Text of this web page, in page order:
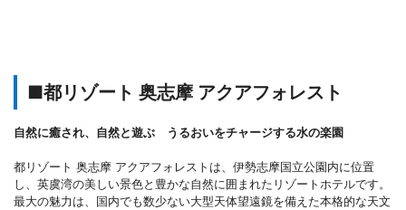
■都リゾート 奥志摩 アクアフォレスト
自然に癒され、自然と遊ぶ うるおいをチャージする水の楽園
都リゾート 奥志摩 アクアフォレストは、伊勢志摩国立公園内に位置
し、英虞湾の美しい景色と豊かな自然に囲まれたリゾートホテルです。
最大の魅力は、国内でも数少ない大型天体望遠鏡を備えた本格的な天文